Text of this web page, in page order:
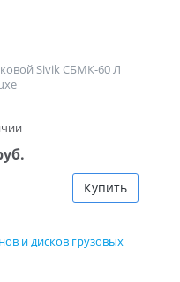
Sivik СБМК-60 Л
Купить